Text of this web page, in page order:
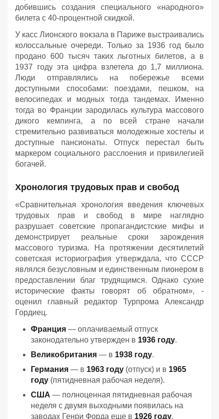
добившись создания специального «народного»
билета с 40-процентной скидкой.
У касс Лионского вокзала в Париже выстраивались
колоссальные очереди. Только за 1936 год было
продано 600 тысяч таких льготных билетов, а в
1937 году эта цифра взлетела до 1,7 миллиона.
Люди отправлялись на побережье всеми
доступными способами: поездами, пешком, на
велосипедах и модных тогда тандемах. Именно
тогда во Франции зародилась культура массового
дикого кемпинга, а по всей стране начали
стремительно развиваться молодежные хостелы и
доступные пансионаты. Отпуск перестал быть
маркером социального расслоения и привилегией
богачей.
Хронология трудовых прав и свобод
«Сравнительная хронология введения ключевых
трудовых прав и свобод в мире наглядно
разрушает советские пропагандистские мифы и
демонстрирует реальные сроки зарождения
массового туризма. На протяжении десятилетий
советская историография утверждала, что СССР
являлся безусловным и единственным пионером в
предоставлении благ трудящимся. Однако сухие
исторические факты говорят об обратном», -
оценил главный редактор Турпрома Александр
Гордиец.
Франция — оплачиваемый отпуск
законодательно утвержден в 1936 году.
Великобритания — в 1938 году.
Германия — в 1963 году (отпуск) и в 1965
году (пятидневная рабочая неделя).
США — полноценная пятидневная рабочая
неделя с двумя выходными появилась на
заводах Генри Форда еще в 1926 году.